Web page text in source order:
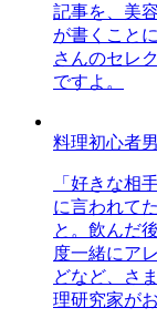
記事を、美
が書くこと
さんのセレ
ですよ。
料理初心者
「好きな相
に言われて
と。飲んだ
度一緒にア
どなど、さ
理研究家が